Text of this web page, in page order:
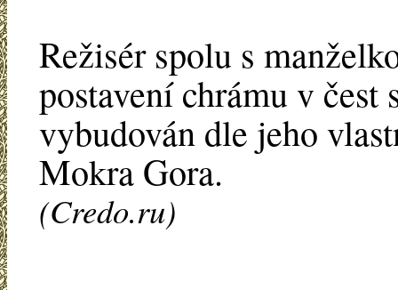
Režisér spolu s
postavení chrámu v
vybudován dle jeho
Mokra Gora.
(Credo.ru)